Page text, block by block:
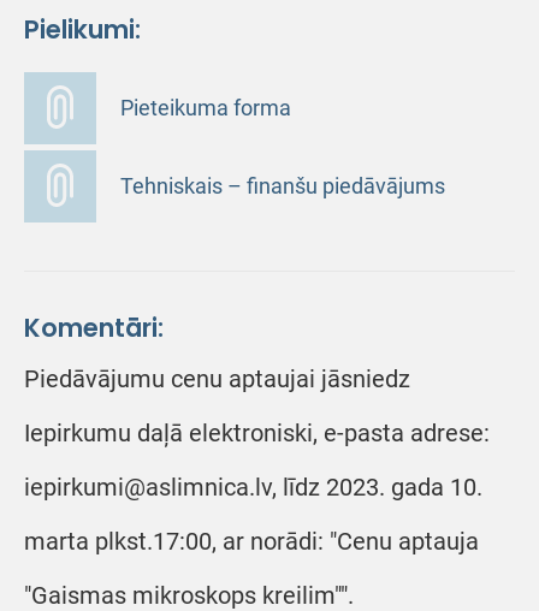
Pielikumi:
Pieteikuma forma
Tehniskais – finanšu piedāvājums
Komentāri:
Piedāvājumu cenu aptaujai jāsniedz
Iepirkumu daļā elektroniski, e-pasta adrese:
iepirkumi@aslimnica.lv, līdz 2023. gada 10.
marta plkst.17:00, ar norādi: "Cenu aptauja
"Gaismas mikroskops kreilim"".